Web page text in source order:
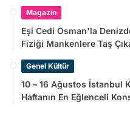
Magazin
Eşi Cedi Osman'la
Fiziği Mankenlere Taş
Genel Kültür
10 – 16 Ağustos İstanbul
Haftanın En Eğlenceli